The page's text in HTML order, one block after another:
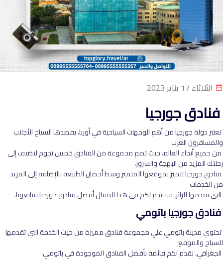
الثلاثاء 17 يناير 2023
فنادق جورجيا
تعتبر دولة جورجيا من أهم الوجهات السياحية في أوربا، يقصدها السياح الأجانب
والمسافرون العرب
من جميع أنحاء العالم، حيث تضم مجموعة من الفنادق خمس نجوم لتضيف إلى
رحلتك المزيد من البهجة والسرور،
فنادق جورجيا تتميز بموقعها المتميز وسط أحضان الطبيعة بالإضافة إلى المزيد
من الخدمات
التي تقدمها للزائر، سنقدم لكم في هذا المقال أفضل فنادق جورجيا فتابعونا.
فنادق جورجيا باتومي
تحتوي مدينة باتومي علي مجموعة فنادق مميزة من حيث الخدمة التي تقدمها
للسياح والموقع
الجغرافي، نقدم لكم قائمة بأفضل الفنادق الموجودة في باتومي: